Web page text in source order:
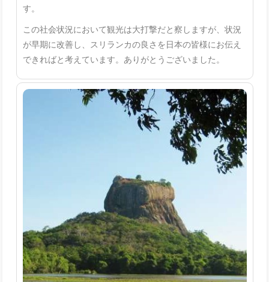
す。
この社会状況において観光は大打撃だと察しますが、状況
が早期に改善し、スリランカの良さを日本の皆様にお伝え
できればと考えています。ありがとうございました。